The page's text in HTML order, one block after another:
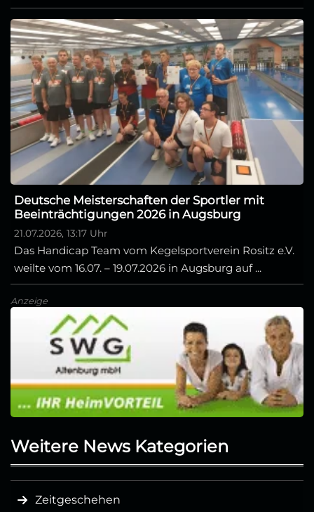
Deutsche Meisterschaften der Sportler mit
Beeinträchtigungen 2026 in Augsburg
21.07.2026, 13:17 Uhr
Das Handicap Team vom Kegelsportverein Rositz e.V.
weilte vom 16.07. – 19.07.2026 in Augsburg auf ...
Anzeige
Weitere News Kategorien
Zeitgeschehen